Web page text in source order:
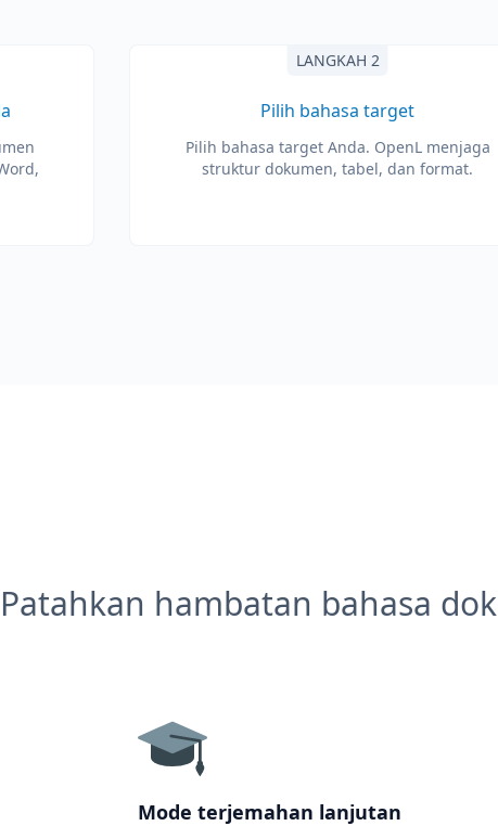
LANGKAH 2
Pilih bahasa target
Pilih bahasa target Anda. OpenL menjaga
struktur dokumen, tabel, dan format.
Patahkan hambatan bahasa
Mode terjemahan lanjutan